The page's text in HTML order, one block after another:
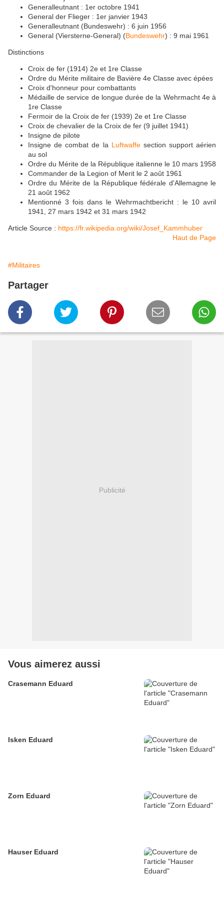
Generalleutnant : 1er octobre 1941
General der Flieger : 1er janvier 1943
Generalleutnant (Bundeswehr) : 6 juin 1956
General (Viersterne-General) (Bundeswehr) : 9 mai 1961
Distinctions
Croix de fer (1914) 2e et 1re Classe
Ordre du Mérite militaire de Bavière 4e Classe avec épées
Croix d'honneur pour combattants
Médaille de service de longue durée de la Wehrmacht 4e à
1re Classe
Fermoir de la Croix de fer (1939) 2e et 1re Classe
Croix de chevalier de la Croix de fer (9 juillet 1941)
Insigne de pilote
Insigne de combat de la Luftwaffesection support aérien
au sol
Ordre du Mérite de la République italienne le 10 mars 1958
Commander de la Legion of Merit le 2 août 1961
Ordre du Mérite de la République fédérale d'Allemagne le
21 août 1962
Mentionné 3 fois dans le Wehrmachtbericht : le 10 avril
1941, 27 mars 1942 et 31 mars 1942
Article Source : https://fr.wikipedia.org/wiki/Josef_Kammhuber
Haut de Page
#Militaires
Partager
Publicité
Vous aimerez aussi
Crasemann Eduard
Isken Eduard
Zorn Eduard
Hauser Eduard